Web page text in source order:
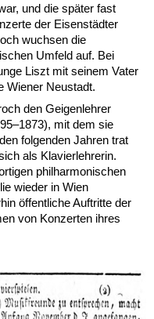
und die später fast
der Eisenstädter
wuchsen die
Umfeld auf. Bei
Liszt mit seinem Vater
Wiener Neustadt.
den Geigenlehrer
mit dem sie
folgenden Jahren trat
als Klavierlehrerin.
philharmonischen
wieder in Wien
öffentliche Auftritte der
von Konzerten ihres